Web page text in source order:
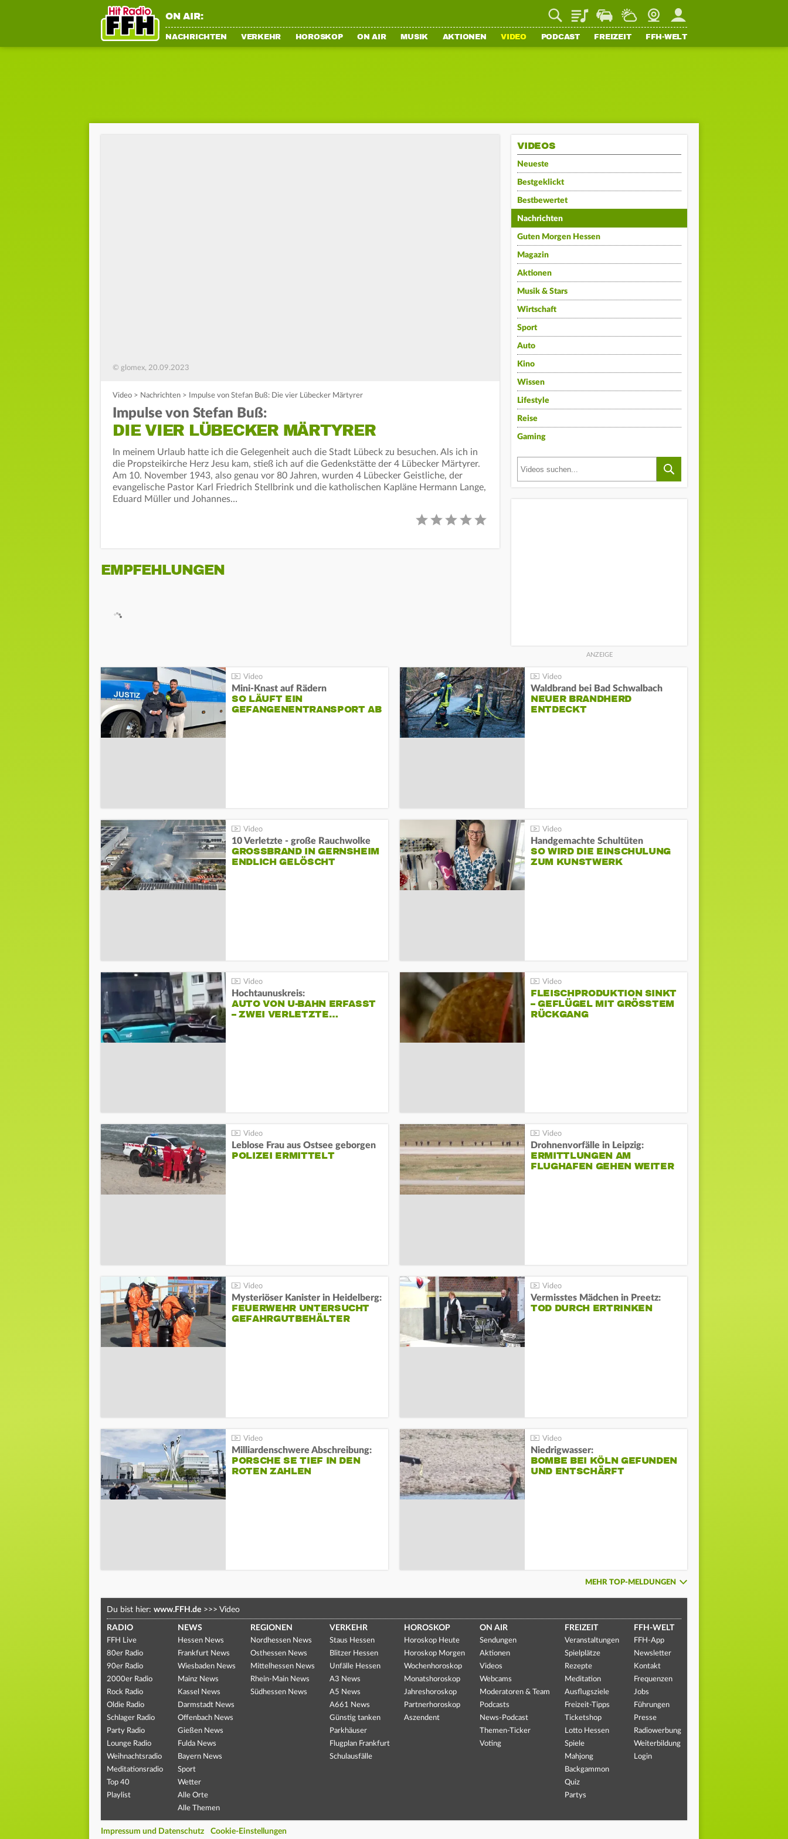
ON AIR: PlaylistStaupilotWetterWebcamMein FFH
NACHRICHTEN VERKEHR HOROSKOP ON AIR MUSIK AKTIONEN VIDEO PODCAST FREIZEIT FFH-WELT
© glomex, 20.09.2023
Video > Nachrichten > Impulse von Stefan Buß: Die vier Lübecker Märtyrer
Impulse von Stefan Buß:
DIE VIER LÜBECKER MÄRTYRER
In meinem Urlaub hatte ich die Gelegenheit auch die Stadt Lübeck zu besuchen. Als ich in
die Propsteikirche Herz Jesu kam, stieß ich auf die Gedenkstätte der 4 Lübecker Märtyrer.
Am 10. November 1943, also genau vor 80 Jahren, wurden 4 Lübecker Geistliche, der
evangelische Pastor Karl Friedrich Stellbrink und die katholischen Kapläne Hermann Lange,
Eduard Müller und Johannes…
EMPFEHLUNGEN
VIDEOS
Neueste
Bestgeklickt
Bestbewertet
Nachrichten
Guten Morgen Hessen
Magazin
Aktionen
Musik & Stars
Wirtschaft
Sport
Auto
Kino
Wissen
Lifestyle
Reise
Gaming
Mini-Knast auf Rädern
SO LÄUFT EIN
GEFANGENENTRANSPORT AB
Waldbrand bei Bad Schwalbach
NEUER BRANDHERD
ENTDECKT
10 Verletzte - große Rauchwolke
GROSSBRAND IN GERNSHEIM E
NDLICH GELÖSCHT
Handgemachte Schultüten
SO WIRD DIE EINSCHULUNG
ZUM KUNSTWERK
Hochtaunuskreis:
AUTO VON U-BAHN ERFASST
– ZWEI VERLETZTE…
FLEISCHPRODUKTION SINKT
– GEFLÜGEL MIT GRÖSSTEM R
ÜCKGANG
Leblose Frau aus Ostsee geborgen
POLIZEI ERMITTELT
Drohnenvorfälle in Leipzig:
ERMITTLUNGEN AM
FLUGHAFEN GEHEN WEITER
Mysteriöser Kanister in Heidelberg:
FEUERWEHR UNTERSUCHT
GEFAHRGUTBEHÄLTER
Vermisstes Mädchen in Preetz:
TOD DURCH ERTRINKEN
Milliardenschwere Abschreibung:
PORSCHE SE TIEF IN DEN
ROTEN ZAHLEN
Niedrigwasser:
BOMBE BEI KÖLN GEFUNDEN
UND ENTSCHÄRFT
MEHR TOP-MELDUNGEN
Du bist hier: www.FFH.de >>> Video
RADIO
FFH Live
80er Radio
90er Radio
2000er Radio
Rock Radio
Oldie Radio
Schlager Radio
Party Radio
Lounge Radio
Weihnachtsradio
Meditationsradio
Top 40
Playlist
NEWS
Hessen News
Frankfurt News
Wiesbaden News
Mainz News
Kassel News
Darmstadt News
Offenbach News
Gießen News
Fulda News
Bayern News
Sport
Wetter
Alle Orte
Alle Themen
REGIONEN
Nordhessen News
Osthessen News
Mittelhessen News
Rhein-Main News
Südhessen News
VERKEHR
Staus Hessen
Blitzer Hessen
Unfälle Hessen
A3 News
A5 News
A661 News
Günstig tanken
Parkhäuser
Flugplan Frankfurt
Schulausfälle
HOROSKOP
Horoskop Heute
Horoskop Morgen
Wochenhoroskop
Monatshoroskop
Jahreshoroskop
Partnerhoroskop
Aszendent
ON AIR
Sendungen
Aktionen
Videos
Webcams
Moderatoren & Team
Podcasts
News-Podcast
Themen-Ticker
Voting
FREIZEIT
Veranstaltungen
Spielplätze
Rezepte
Meditation
Ausflugsziele
Freizeit-Tipps
Ticketshop
Lotto Hessen
Spiele
Mahjong
Backgammon
Quiz
Partys
FFH-WELT
FFH-App
Newsletter
Kontakt
Frequenzen
Jobs
Führungen
Presse
Radiowerbung
Weiterbildung
Login
Impressum und Datenschutz Cookie-Einstellungen